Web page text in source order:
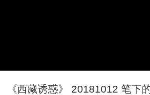
《西藏诱惑》 20181012 笔下